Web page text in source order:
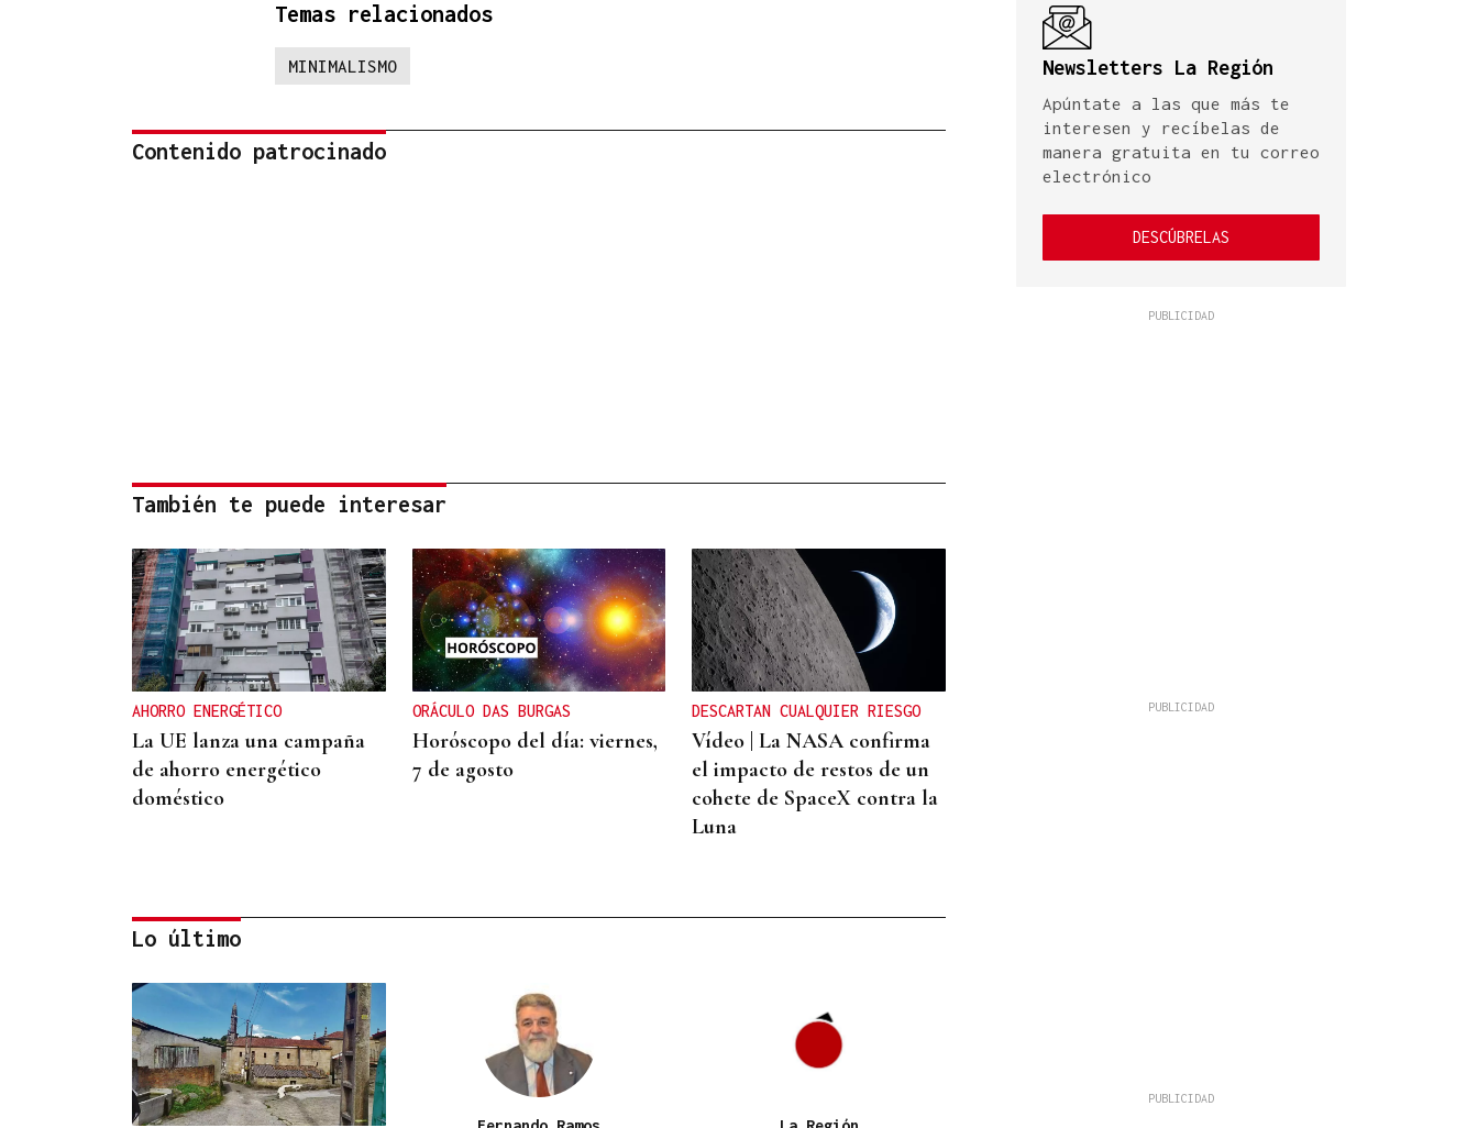
Temas relacionados
MINIMALISMO
Contenido patrocinado
También te puede interesar
AHORRO ENERGÉTICO
La UE lanza una campaña
de ahorro energético
doméstico
ORÁCULO DAS BURGAS
Horóscopo del día: viernes,
7 de agosto
DESCARTAN CUALQUIER RIESGO
Vídeo | La NASA confirma
el impacto de restos de un
cohete de SpaceX contra la
Luna
ORÁCULO DAS BURGAS
Horóscopo del día: jueves, 6
de agosto
Lo último
Newsletters La Región
Apúntate a las que más te
interesen y recíbelas de
manera gratuita en tu correo
electrónico
DESCÚBRELAS